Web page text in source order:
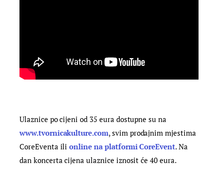
Ulaznice po cijeni od 35 eura dostupne su na
www.tvornicakulture.com, svim prodajnim mjestima
CoreEventa ilionline na platformi CoreEvent. Na
dan koncerta cijena ulaznice iznosit će 40 eura.